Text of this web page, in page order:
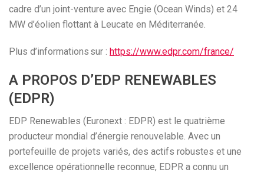
cadre d’un joint-venture avec Engie (Ocean Winds) et 24
MW d’éolien flottant à Leucate en Méditerranée.
Plus d’informations sur : https://www.edpr.com/france/
A PROPOS D’EDP RENEWABLES
(EDPR)
EDP Renewables (Euronext : EDPR) est le quatrième
producteur mondial d’énergie renouvelable. Avec un
portefeuille de projets variés, des actifs robustes et une
excellence opérationnelle reconnue, EDPR a connu un